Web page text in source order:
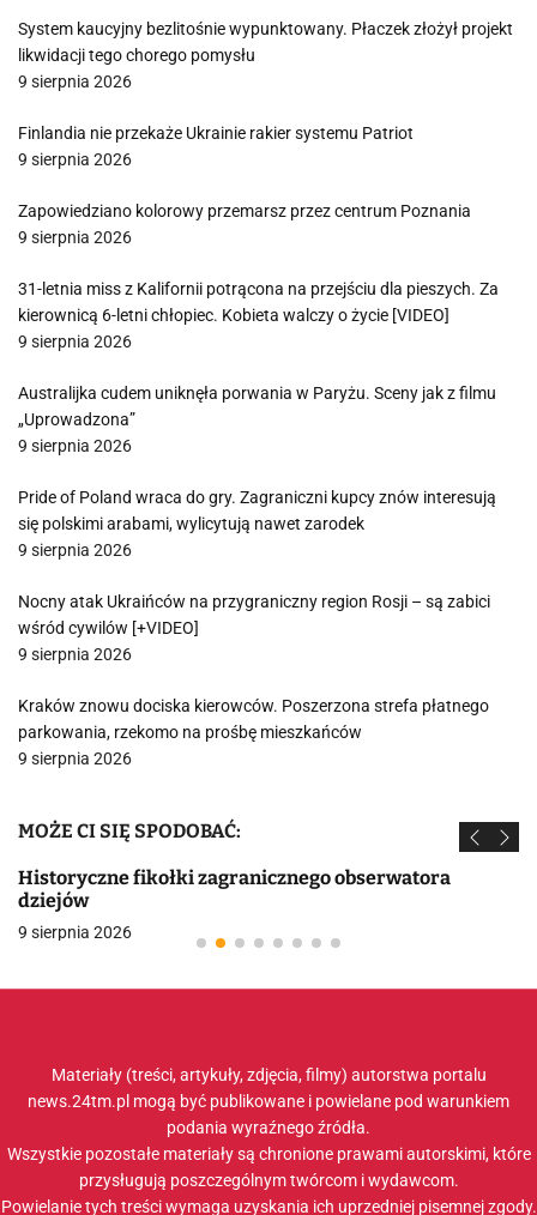
System kaucyjny bezlitośnie wypunktowany. Płaczek złożył projekt
likwidacji tego chorego pomysłu
9 sierpnia 2026
Finlandia nie przekaże Ukrainie rakier systemu Patriot
9 sierpnia 2026
Zapowiedziano kolorowy przemarsz przez centrum Poznania
9 sierpnia 2026
31-letnia miss z Kalifornii potrącona na przejściu dla pieszych. Za
kierownicą 6-letni chłopiec. Kobieta walczy o życie [VIDEO]
9 sierpnia 2026
Australijka cudem uniknęła porwania w Paryżu. Sceny jak z filmu
„Uprowadzona”
9 sierpnia 2026
Pride of Poland wraca do gry. Zagraniczni kupcy znów interesują
się polskimi arabami, wylicytują nawet zarodek
9 sierpnia 2026
Nocny atak Ukraińców na przygraniczny region Rosji – są zabici
wśród cywilów [+VIDEO]
9 sierpnia 2026
Kraków znowu dociska kierowców. Poszerzona strefa płatnego
parkowania, rzekomo na prośbę mieszkańców
9 sierpnia 2026
MOŻE CI SIĘ SPODOBAĆ:
Historyczne fikołki zagranicznego obserwatora
dziejów
9 sierpnia 2026
Materiały (treści, artykuły, zdjęcia, filmy) autorstwa portalu
news.24tm.pl mogą być publikowane i powielane pod warunkiem
podania wyraźnego źródła.
Wszystkie pozostałe materiały są chronione prawami autorskimi, które
przysługują poszczególnym twórcom i wydawcom.
Powielanie tych treści wymaga uzyskania ich uprzedniej pisemnej zgody.